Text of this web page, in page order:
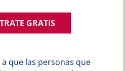
GRATIS
que las personas que